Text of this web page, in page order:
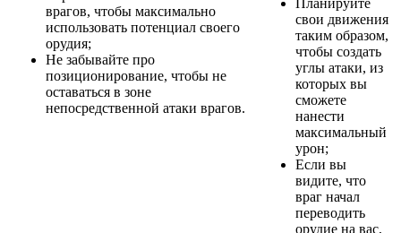
врагов, чтобы максимально
использовать потенциал своего
орудия;
Не забывайте про
позиционирование, чтобы не
оставаться в зоне
непосредственной атаки врагов.
Планируйте
свои движения
таким образом,
чтобы создать
углы атаки, из
которых вы
сможете
нанести
максимальный
урон;
Если вы
видите, что
враг начал
переводить
орудие на вас,